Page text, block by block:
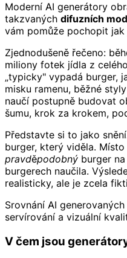
Moderní AI generátory
takzvaných difuzních
vám pomůže pochopit
Zjednodušeně řečeno:
miliony fotek jídla z
„typicky" vypadá burger,
misku ramenu, běžné
naučí postupně budovat
šumu, krok za krokem,
Představte si to jako
burger, který viděla.
pravděpodobný burger
burgerech naučila.
realisticky, ale je zcela
Srovnání AI
servírování a vizuální
V čem jsou